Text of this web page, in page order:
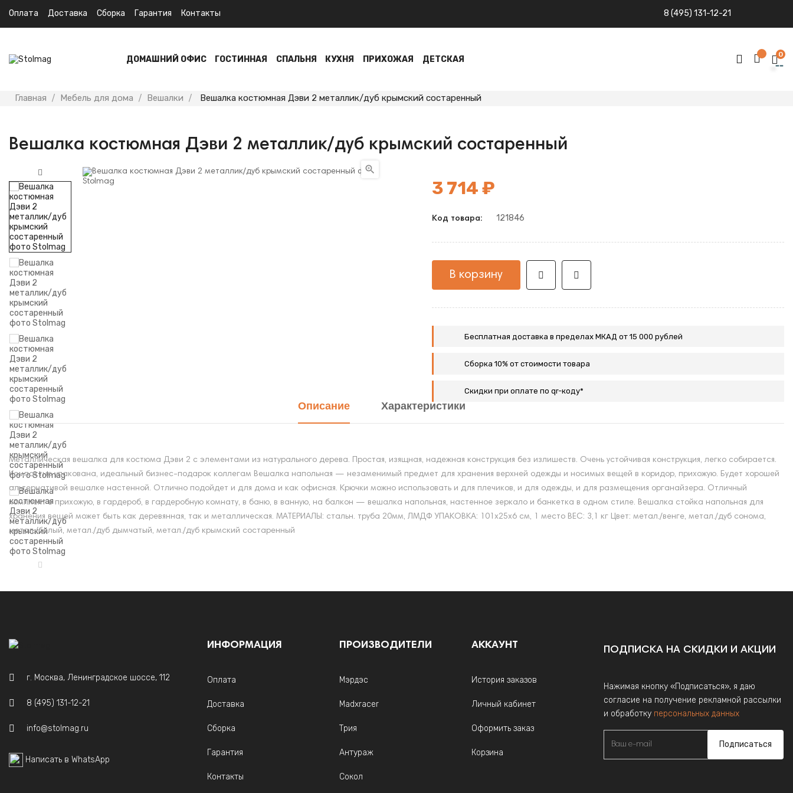
Оплата Доставка Сборка Гарантия Контакты 8 (495) 131-12-21
ДОМАШНИЙ ОФИС ГОСТИННАЯ СПАЛЬНЯ КУХНЯ ПРИХОЖАЯ ДЕТСКАЯ
0
Главная Мебель для дома Вешалки Вешалка костюмная Дэви 2 металлик/дуб крымский состаренный
Вешалка костюмная Дэви 2 металлик/дуб крымский состаренный

3 714 ₽
Код товара: 121846
В корзину
Бесплатная доставка в пределах МКАД от 15 000 рублей
Сборка 10% от стоимости товара
Скидки при оплате по qr-коду*
Описание Характеристики
Металлическая вешалка для костюма Дэви 2 с элементами из натурального дерева. Простая, изящная, надежная конструкция без излишеств. Очень устойчивая конструкция, легко собирается.
Компактно упакована, идеальный бизнес-подарок коллегам Вешалка напольная — незаменимый предмет для хранения верхней одежды и носимых вещей в коридор, прихожую. Будет хорошей
альтернативой вешалке настенной. Отлично подойдет и для дома и как офисная. Крючки можно использовать и для плечиков, и для одежды, и для размещения органайзера. Отличный
комплект в прихожую, в гардероб, в гардеробную комнату, в баню, в ванную, на балкон — вешалка напольная, настенное зеркало и банкетка в одном стиле. Вешалка стойка напольная для
хранения вещей может быть как деревянная, так и металлическая. МАТЕРИАЛЫ: стальн. труба 20мм, ЛМДФ УПАКОВКА: 101х25х6 см, 1 место ВЕС: 3,1 кг Цвет: метал./венге, метал./дуб сонома,
метал./белый, метал./дуб дымчатый, метал./дуб крымский состаренный
г. Москва, Ленинградское шоссе, 112
8 (495) 131-12-21
info@stolmag.ru
Написать в WhatsApp
ИНФОРМАЦИЯ
Оплата
Доставка
Сборка
Гарантия
Контакты
ПРОИЗВОДИТЕЛИ
Мэрдэс
Madxracer
Трия
Антураж
Сокол
АККАУНТ
История заказов
Личный кабинет
Оформить заказ
Корзина
ПОДПИСКА НА СКИДКИ И АКЦИИ
Нажимая кнопку «Подписаться», я даю
согласие на получение рекламной рассылки
и обработку персональных данных
Подписаться